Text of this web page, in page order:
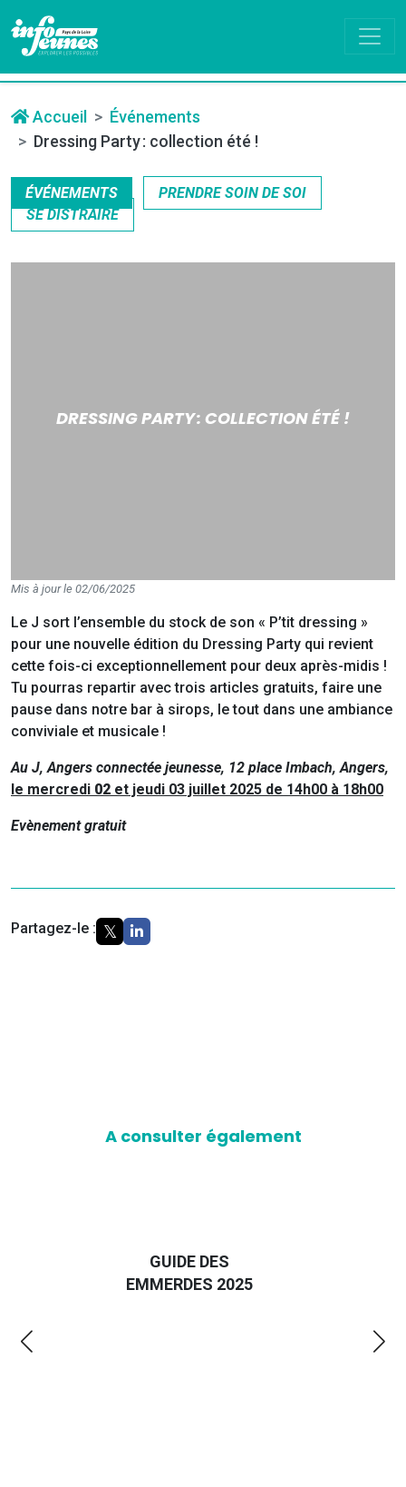
Accueil
Événements
Dressing Party : collection été !
ÉVÉNEMENTS
PRENDRE SOIN DE SOI
SE DISTRAIRE
DRESSING PARTY : COLLECTION ÉTÉ !
Mis à jour le 02/06/2025
Le J sort l’ensemble du stock de son « P’tit dressing »
pour une nouvelle édition du Dressing Party qui revient
cette fois-ci exceptionnellement pour deux après-midis !
Tu pourras repartir avec trois articles gratuits, faire une
pause dans notre bar à sirops, le tout dans une ambiance
conviviale et musicale !
Au J, Angers connectée jeunesse, 12 place Imbach, Angers,
le mercredi 02 et jeudi 03 juillet 2025 de 14h00 à 18h00
Evènement gratuit
Partagez-le :
A consulter également
GUIDE DES
EMMERDES 2025